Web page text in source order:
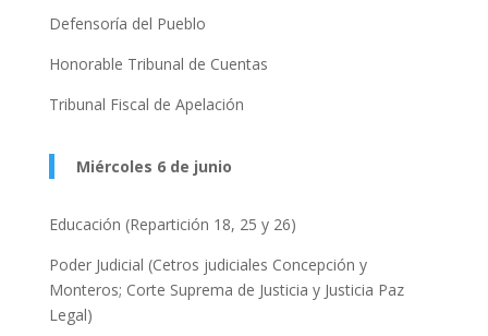
Defensoría del Pueblo
Honorable Tribunal de Cuentas
Tribunal Fiscal de Apelación
Miércoles 6 de junio
Educación (Repartición 18, 25 y 26)
Poder Judicial (Cetros judiciales Concepción y
Monteros; Corte Suprema de Justicia y Justicia Paz
Legal)